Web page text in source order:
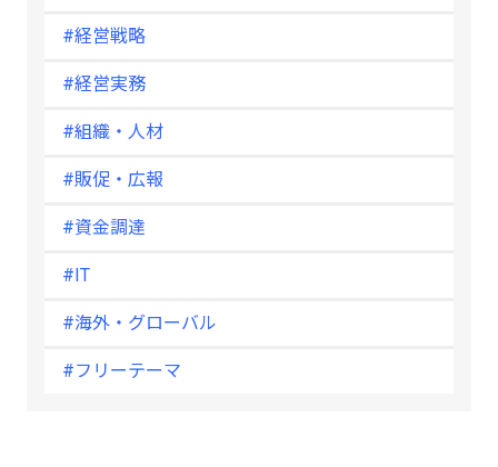
#経営戦略
#経営実務
#組織・人材
#販促・広報
#資金調達
#IT
#海外・グローバル
#フリーテーマ